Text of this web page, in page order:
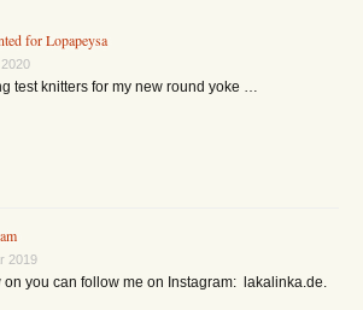
for Lopapeysa
test knitters for my new round yoke …
2019
on you can follow me on Instagram: lakalinka.de.